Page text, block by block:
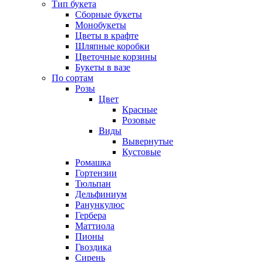
Тип букета
Сборные букеты
Монобукеты
Цветы в крафте
Шляпные коробки
Цветочные корзины
Букеты в вазе
По сортам
Розы
Цвет
Красные
Розовые
Виды
Вывернутые
Кустовые
Ромашка
Гортензии
Тюльпан
Дельфиниум
Ранункулюс
Гербера
Маттиола
Пионы
Гвоздика
Сирень